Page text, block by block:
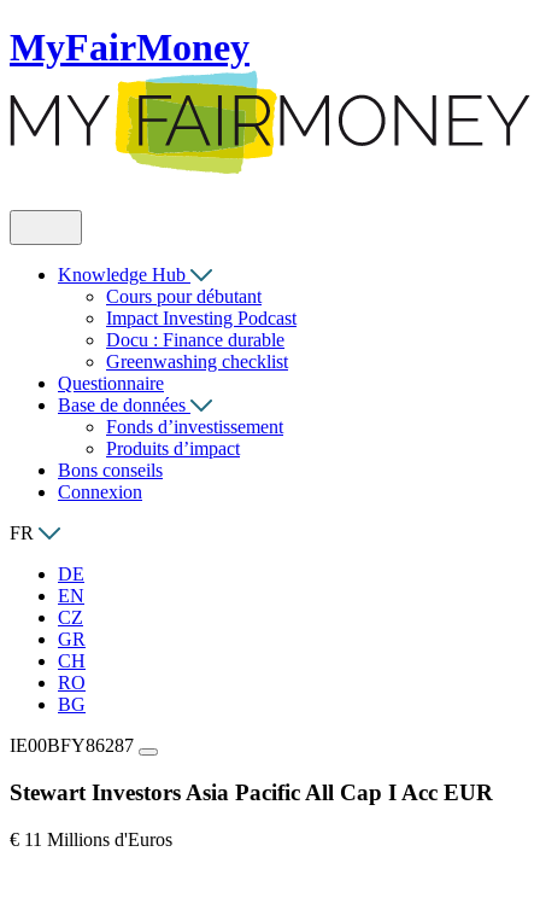
MyFairMoney
Knowledge Hub
Cours pour débutant
Impact Investing Podcast
Docu : Finance durable
Greenwashing checklist
Questionnaire
Base de données
Fonds d’investissement
Produits d’impact
Bons conseils
Connexion
FR
DE
EN
CZ
GR
CH
RO
BG
IE00BFY86287
Stewart Investors Asia Pacific All Cap I Acc EUR
€ 11 Millions d'Euros